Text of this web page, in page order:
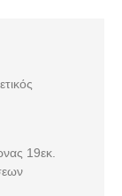
19εκ.